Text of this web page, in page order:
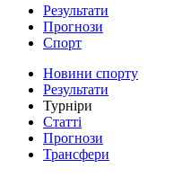
Результати
Прогнози
Спорт
Новини спорту
Результати
Турніри
Статті
Прогнози
Трансфери